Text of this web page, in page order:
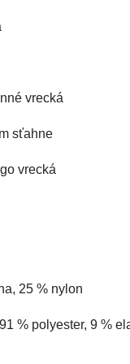
vrecká
sťahne
vrecká
25 % nylon
% polyester, 9 %